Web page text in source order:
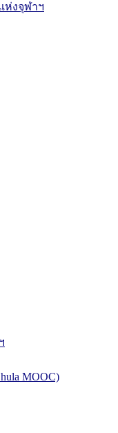
งจุฬาฯ
MOOC)